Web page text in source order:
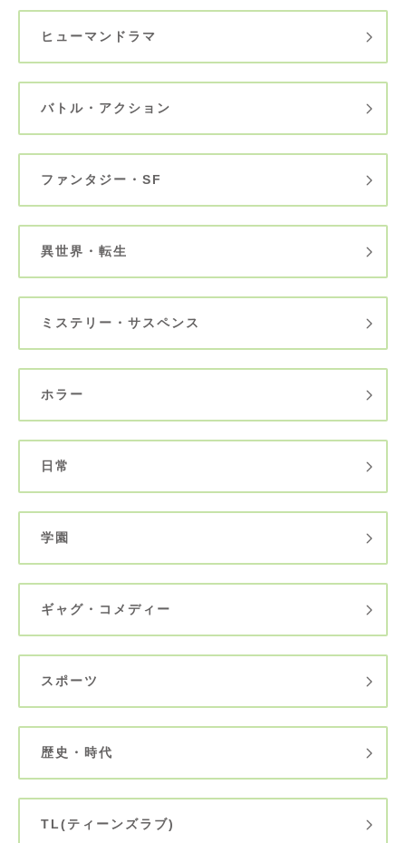
ヒューマンドラマ
バトル・アクション
ファンタジー・SF
異世界・転生
ミステリー・サスペンス
ホラー
日常
学園
ギャグ・コメディー
スポーツ
歴史・時代
TL(ティーンズラブ)